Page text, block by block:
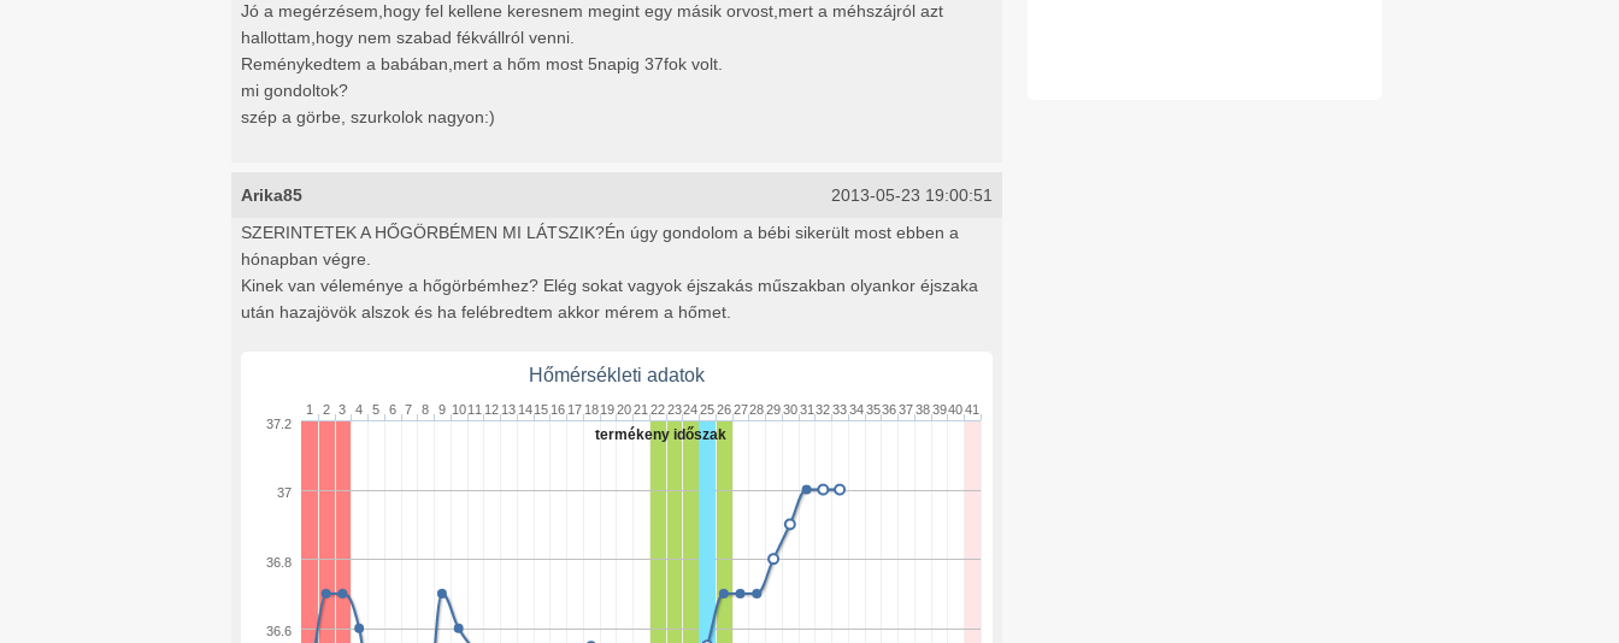
Jó a megérzésem,hogy fel kellene keresnem megint egy másik orvost,mert a méhszájról azt
hallottam,hogy nem szabad fékvállról venni.
Reménykedtem a babában,mert a hőm most 5napig 37fok volt.
mi gondoltok?
szép a görbe, szurkolok nagyon:)
Arika85
2013-05-23 19:00:51
SZERINTETEK A HŐGÖRBÉMEN MI LÁTSZIK?Én úgy gondolom a bébi sikerült most ebben a
hónapban végre.
Kinek van véleménye a hőgörbémhez? Elég sokat vagyok éjszakás műszakban olyankor éjszaka
után hazajövök alszok és ha felébredtem akkor mérem a hőmet.
Hőmérsékleti adatok
termékeny időszak
1 2 3 4 5 6 7 8 9 10 11 12 13 14 15 16 17 18 192021 22 232425 26 272829 30 31 3233 34 35363738 394041
36.6
36.8
37
37.2